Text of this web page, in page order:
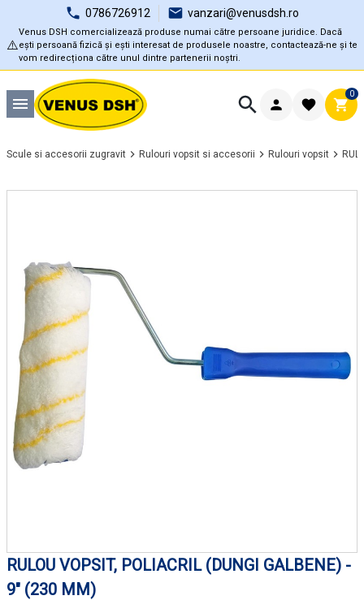
0786726912 vanzari@venusdsh.ro
⚠️
Venus DSH comercializează produse numai către persoane juridice. Dacă
ești persoană fizică și ești interesat de produsele noastre, contactează-ne și te
vom redirecționa către unul dintre partenerii noștri.
0
Scule si accesorii zugravit Rulouri vopsit si accesorii Rulouri vopsit
RULOU VOPSIT, POLIACRIL (DUNGI GALBENE) -
9" (230 MM)